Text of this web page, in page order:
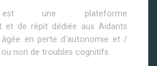
est une plateforme
et de répit dédiée aux Aidants
en perte d'autonomie et /
non de troubles cognitifs.